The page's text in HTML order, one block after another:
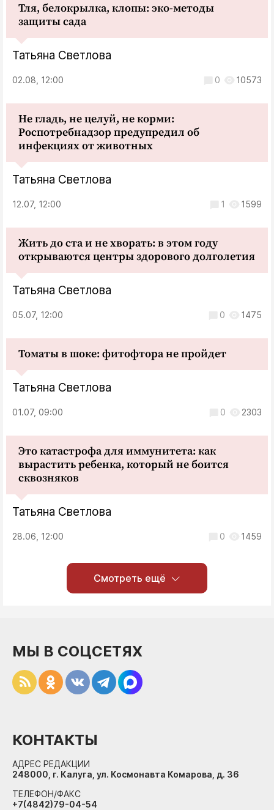
Тля, белокрылка, клопы: эко-методы
защиты сада
Татьяна Светлова
02.08, 12:00 0 10573
Не гладь, не целуй, не корми:
Роспотребнадзор предупредил об
инфекциях от животных
Татьяна Светлова
12.07, 12:00 1 1599
Жить до ста и не хворать: в этом году
открываются центры здорового долголетия
Татьяна Светлова
05.07, 12:00 0 1475
Томаты в шоке: фитофтора не пройдет
Татьяна Светлова
01.07, 09:00 0 2303
Это катастрофа для иммунитета: как
вырастить ребенка, который не боится
сквозняков
Татьяна Светлова
28.06, 12:00 0 1459
Смотреть ещё
МЫ В СОЦСЕТЯХ
КОНТАКТЫ
АДРЕС РЕДАКЦИИ
248000, г. Калуга, ул. Космонавта Комарова, д. 36
ТЕЛЕФОН/ФАКС
+7(4842)79-04-54